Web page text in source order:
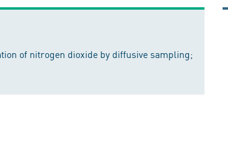
of nitrogen dioxide by diffusive sampling;